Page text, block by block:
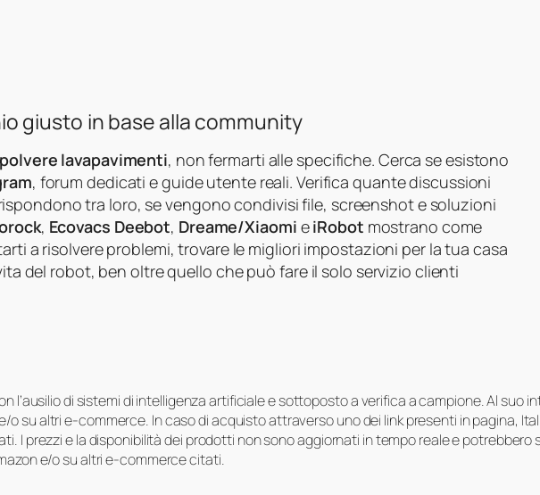
giusto in base alla community
lavapavimenti, non fermarti alle specifiche. Cerca se esistono
, forum dedicati e guide utente reali. Verifica quante discussioni
tra loro, se vengono condivisi file, screenshot e soluzioni
, Ecovacs Deebot, Dreame/Xiaomi eiRobot mostrano come
a risolvere problemi, trovare le migliori impostazioni per la tua casa
del robot, ben oltre quello che può fare il solo servizio clienti
l’ausilio di sistemi di intelligenza artificiale e sottoposto a verifica a campione. Al suo
o su altri e-commerce. In caso di acquisto attraverso uno dei link presenti in pagina,
I prezzi e la disponibilità dei prodotti non sono aggiornati in tempo reale e
e/o su altri e-commerce citati.